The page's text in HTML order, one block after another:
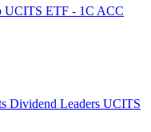
UCITS ETF - 1C ACC
Dividend Leaders UCITS